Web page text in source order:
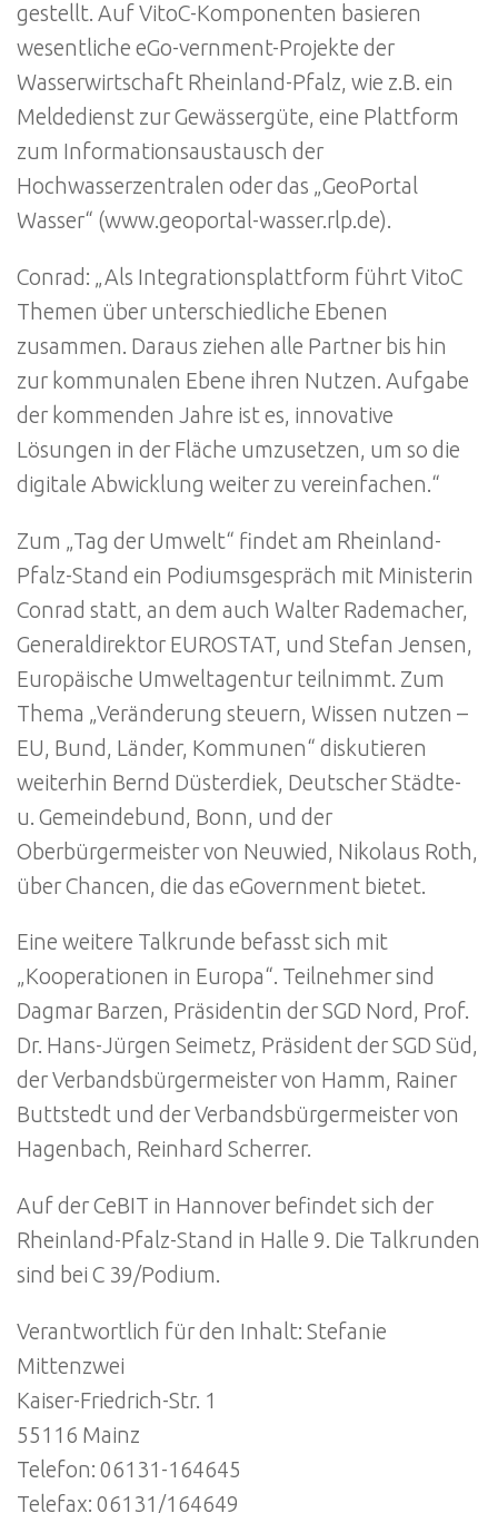
gestellt. Auf VitoC-Komponenten basieren
wesentliche eGo-vernment-Projekte der
Wasserwirtschaft Rheinland-Pfalz, wie z.B. ein
Meldedienst zur Gewässergüte, eine Plattform
zum Informationsaustausch der
Hochwasserzentralen oder das „GeoPortal
Wasser“ (www.geoportal-wasser.rlp.de).
Conrad: „Als Integrationsplattform führt VitoC
Themen über unterschiedliche Ebenen
zusammen. Daraus ziehen alle Partner bis hin
zur kommunalen Ebene ihren Nutzen. Aufgabe
der kommenden Jahre ist es, innovative
Lösungen in der Fläche umzusetzen, um so die
digitale Abwicklung weiter zu vereinfachen.“
Zum „Tag der Umwelt“ findet am Rheinland-
Pfalz-Stand ein Podiumsgespräch mit Ministerin
Conrad statt, an dem auch Walter Rademacher,
Generaldirektor EUROSTAT, und Stefan Jensen,
Europäische Umweltagentur teilnimmt. Zum
Thema „Veränderung steuern, Wissen nutzen –
EU, Bund, Länder, Kommunen“ diskutieren
weiterhin Bernd Düsterdiek, Deutscher Städte-
u. Gemeindebund, Bonn, und der
Oberbürgermeister von Neuwied, Nikolaus Roth,
über Chancen, die das eGovernment bietet.
Eine weitere Talkrunde befasst sich mit
„Kooperationen in Europa“. Teilnehmer sind
Dagmar Barzen, Präsidentin der SGD Nord, Prof.
Dr. Hans-Jürgen Seimetz, Präsident der SGD Süd,
der Verbandsbürgermeister von Hamm, Rainer
Buttstedt und der Verbandsbürgermeister von
Hagenbach, Reinhard Scherrer.
Auf der CeBIT in Hannover befindet sich der
Rheinland-Pfalz-Stand in Halle 9. Die Talkrunden
sind bei C 39/Podium.
Verantwortlich für den Inhalt: Stefanie
Mittenzwei
Kaiser-Friedrich-Str. 1
55116 Mainz
Telefon: 06131-164645
Telefax: 06131/164649